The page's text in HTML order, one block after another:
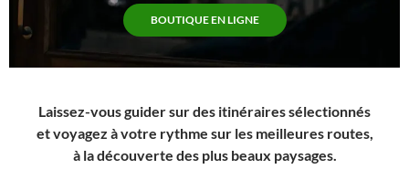
BOUTIQUE EN LIGNE
Laissez-vous guider sur des itinéraires sélectionnés
et voyagez à votre rythme sur les meilleures routes,
à la découverte des plus beaux paysages.